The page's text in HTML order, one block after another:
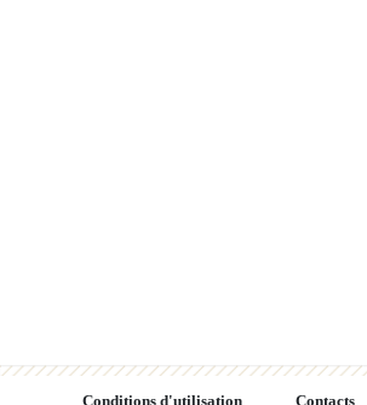
Conditions d'utilisation Contacts